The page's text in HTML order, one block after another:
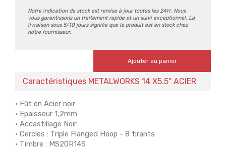
Notre indication de stock est remise à jour toutes les 24H. Nous
vous garantissons un traitement rapide et un suivi exceptionnel. La
livraison sous 5/10 jours signifie que le produit est en stock chez
notre fournisseur.
Ajouter au panier
Caractéristiques METALWORKS 14 X5.5'' ACIER
• Fût en Acier noir
• Epaisseur 1,2mm
• Accastillage Noir
• Cercles : Triple Flanged Hoop - 8 tirants
• Timbre : MS20R14S